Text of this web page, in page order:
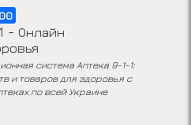
- Онлайн
система Аптека 9-1-1:
и товаров для здоровья с
по всей Украине